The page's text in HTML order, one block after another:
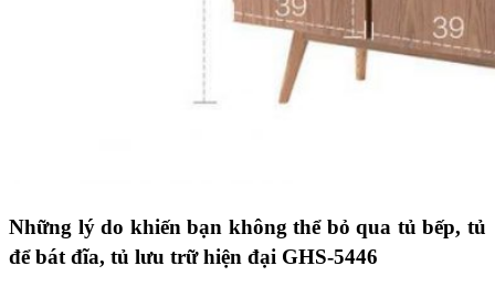
Những lý do khiến bạn không thể bỏ qua tủ bếp, tủ
để bát đĩa, tủ lưu trữ hiện đại GHS-5446